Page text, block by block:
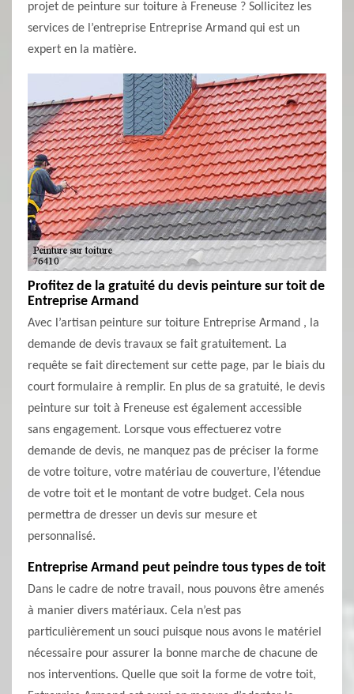
projet de peinture sur toiture à Freneuse ? Sollicitez les
services de l’entreprise Entreprise Armand qui est un
expert en la matière.
Profitez de la gratuité du devis peinture sur toit de
Entreprise Armand
Avec l’artisan peinture sur toiture Entreprise Armand , la
demande de devis travaux se fait gratuitement. La
requête se fait directement sur cette page, par le biais du
court formulaire à remplir. En plus de sa gratuité, le devis
peinture sur toit à Freneuse est également accessible
sans engagement. Lorsque vous effectuerez votre
demande de devis, ne manquez pas de préciser la forme
de votre toiture, votre matériau de couverture, l’étendue
de votre toit et le montant de votre budget. Cela nous
permettra de dresser un devis sur mesure et
personnalisé.
Entreprise Armand peut peindre tous types de toit
Dans le cadre de notre travail, nous pouvons être amenés
à manier divers matériaux. Cela n’est pas
particulièrement un souci puisque nous avons le matériel
nécessaire pour assurer la bonne marche de chacune de
nos interventions. Quelle que soit la forme de votre toit,